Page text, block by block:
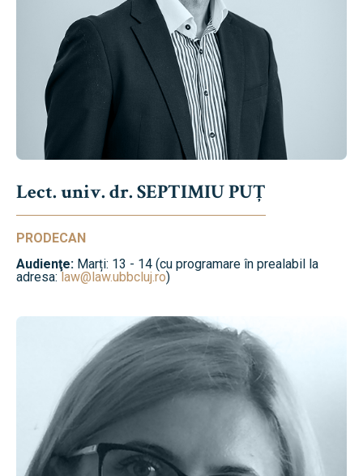
Lect. univ. dr. SEPTIMIU PUȚ
PRODECAN
Audienţe: Marți: 13 - 14 (cu programare în prealabil la
adresa:law@law.ubbcluj.ro)